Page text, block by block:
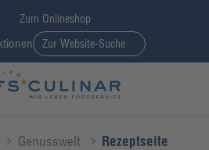
Zum Onlineshop
Zur Website-Suche
Genusswelt Rezeptseite